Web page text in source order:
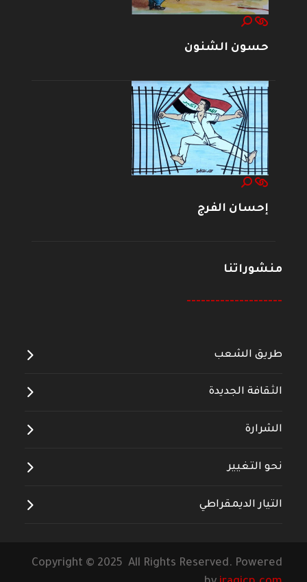
حسون الشنون
إحسان الفرج
منشوراتنا
--------------------
طريق الشعب
الثقافة الجديدة
الشرارة
نحو التغيير
التيار الديمقراطي
Copyright © 2025 All Rights Reserved. Powered